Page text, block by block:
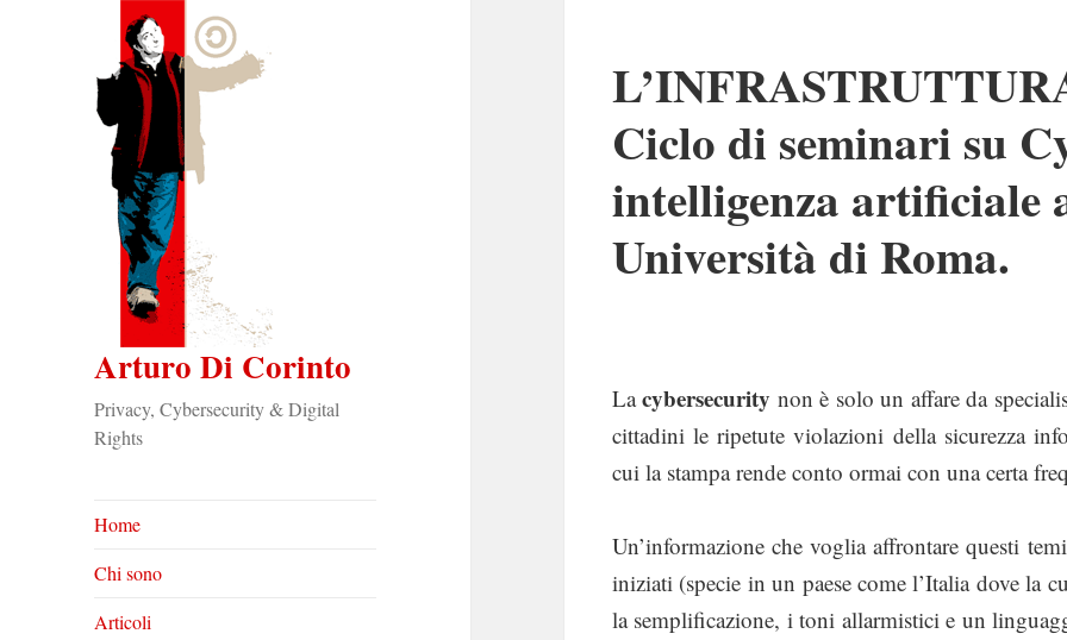
Arturo Di Corinto
Privacy, Cybersecurity & Digital
Rights
Home
Chi sono
Articoli
Ciclo di seminari su
intelligenza artificiale
Università di Roma.
Lacybersecurity non è solo un affare da
cittadini le ripetute violazioni della sicurezza
cui la stampa rende conto ormai con una certa
Un’informazione che voglia affrontare questi
iniziati (specie in un paese come l’Italia dove la
la semplificazione, i toni allarmistici e un